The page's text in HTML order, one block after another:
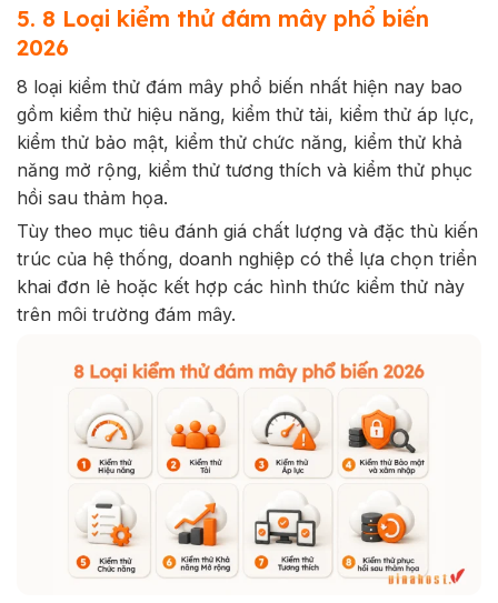
5. 8 Loại kiểm thử đám mây phổ biến
2026
8 loại kiểm thử đám mây phổ biến nhất hiện nay bao
gồm kiểm thử hiệu năng, kiểm thử tải, kiểm thử áp lực,
kiểm thử bảo mật, kiểm thử chức năng, kiểm thử khả
năng mở rộng, kiểm thử tương thích và kiểm thử phục
hồi sau thảm họa.
Tùy theo mục tiêu đánh giá chất lượng và đặc thù kiến
trúc của hệ thống, doanh nghiệp có thể lựa chọn triển
khai đơn lẻ hoặc kết hợp các hình thức kiểm thử này
trên môi trường đám mây.